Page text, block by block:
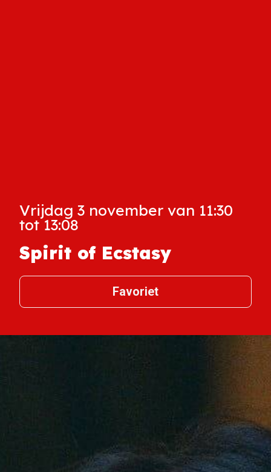
Vrijdag 3 november van 11:30
tot 13:08
Spirit of Ecstasy
Favoriet